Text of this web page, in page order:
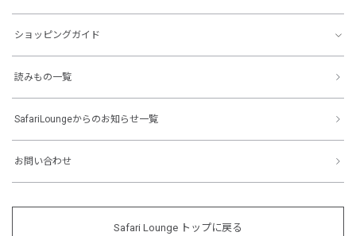
ショッピングガイド
読みもの一覧
SafariLoungeからのお知らせ一覧
お問い合わせ
Safari Lounge トップに戻る